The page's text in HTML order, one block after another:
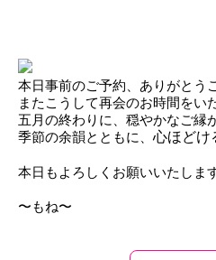
本日事前のご予約、ありがとう
またこうして再会のお時間をい
五月の終わりに、穏やかなご縁
季節の余韻とともに、 心ほどけ
本日もよろしくお願いいたしま
〜もね〜